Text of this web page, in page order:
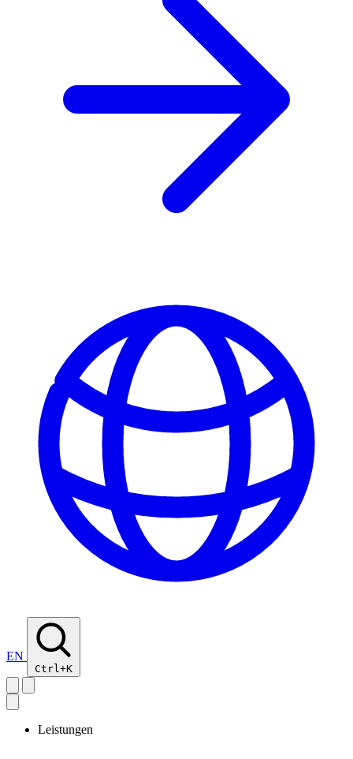
EN
Ctrl+K
Leistungen